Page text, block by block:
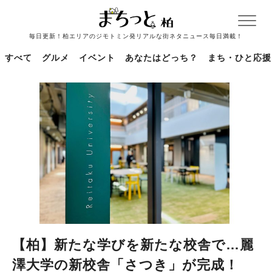
毎日更新！柏エリアのジモトミン発リアルな街ネタニュース毎日満載！
すべて グルメ イベント あなたはどっち？ まち・ひと応援
【柏】新たな学びを新たな校舎で…麗
澤大学の新校舎「さつき」が完成！